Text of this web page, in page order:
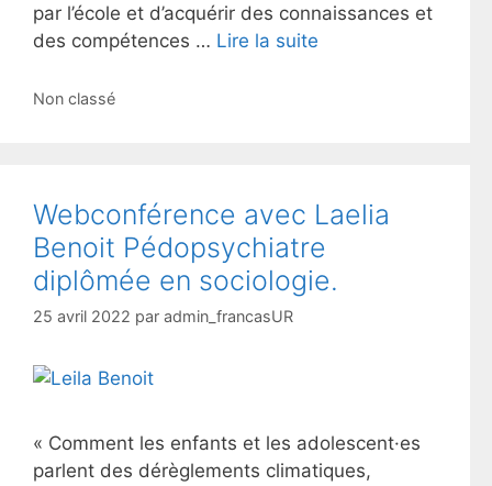
par l’école et d’acquérir des connaissances et
des compétences … Lire la suite
Catégories
Non classé
Webconférence avec Laelia
Benoit Pédopsychiatre
diplômée en sociologie.
25 avril 2022 par admin_francasUR
« Comment les enfants et les adolescent·es
parlent des dérèglements climatiques,